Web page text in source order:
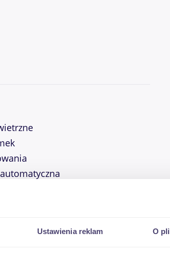
Ustawienia reklam O